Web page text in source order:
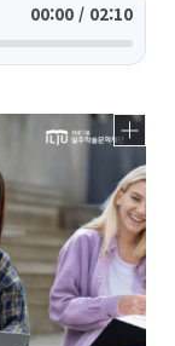
00:00 / 02:10